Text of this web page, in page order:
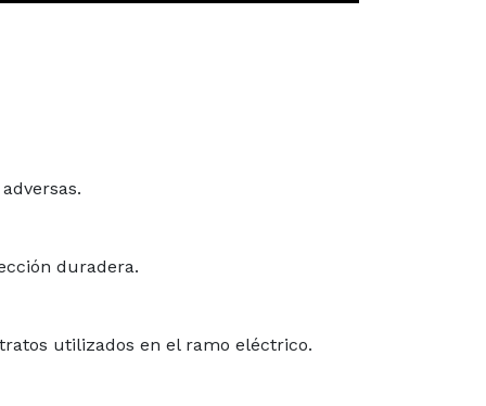
duradera.
utilizados en el ramo eléctrico.